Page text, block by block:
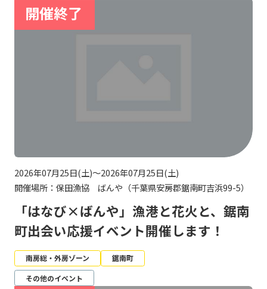
2026年07月25日(土)～2026年07月25日(土)
開催場所：保田漁協 ばんや（千葉県安房郡鋸南町吉浜99-5）
「はなび×ばんや」漁港と花火と、鋸南
町出会い応援イベント開催します！
南房総・外房ゾーン
鋸南町
その他のイベント